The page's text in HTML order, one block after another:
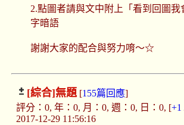
2.點圖者請與文中附上「看到回圖我
字暗語
謝謝大家的配合與努力唷～☆
[綜合]無題[155篇回應]
評分：0, 年：0, 月：0, 週：0, 日：0, [+1
2017-12-29 11:56:16